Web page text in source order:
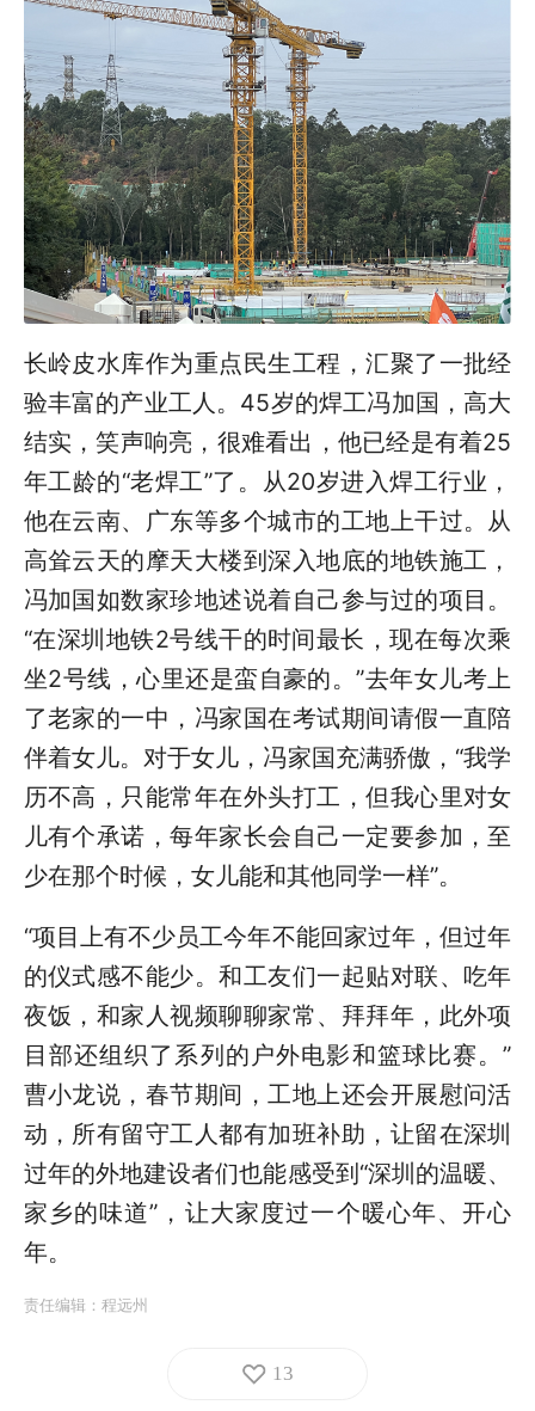
长岭皮水库作为重点民生工程，汇聚了一批经
验丰富的产业工人。45岁的焊工冯加国，高大
结实，笑声响亮，很难看出，他已经是有着25
年工龄的“老焊工”了。从20岁进入焊工行业，
他在云南、广东等多个城市的工地上干过。从
高耸云天的摩天大楼到深入地底的地铁施工，
冯加国如数家珍地述说着自己参与过的项目。
“在深圳地铁2号线干的时间最长，现在每次乘
坐2号线，心里还是蛮自豪的。”去年女儿考上
了老家的一中，冯家国在考试期间请假一直陪
伴着女儿。对于女儿，冯家国充满骄傲，“我学
历不高，只能常年在外头打工，但我心里对女
儿有个承诺，每年家长会自己一定要参加，至
少在那个时候，女儿能和其他同学一样”。
“项目上有不少员工今年不能回家过年，但过年
的仪式感不能少。和工友们一起贴对联、吃年
夜饭，和家人视频聊聊家常、拜拜年，此外项
目部还组织了系列的户外电影和篮球比赛。”
曹小龙说，春节期间，工地上还会开展慰问活
动，所有留守工人都有加班补助，让留在深圳
过年的外地建设者们也能感受到“深圳的温暖、
家乡的味道”，让大家度过一个暖心年、开心
年。
责任编辑： 程远州
13